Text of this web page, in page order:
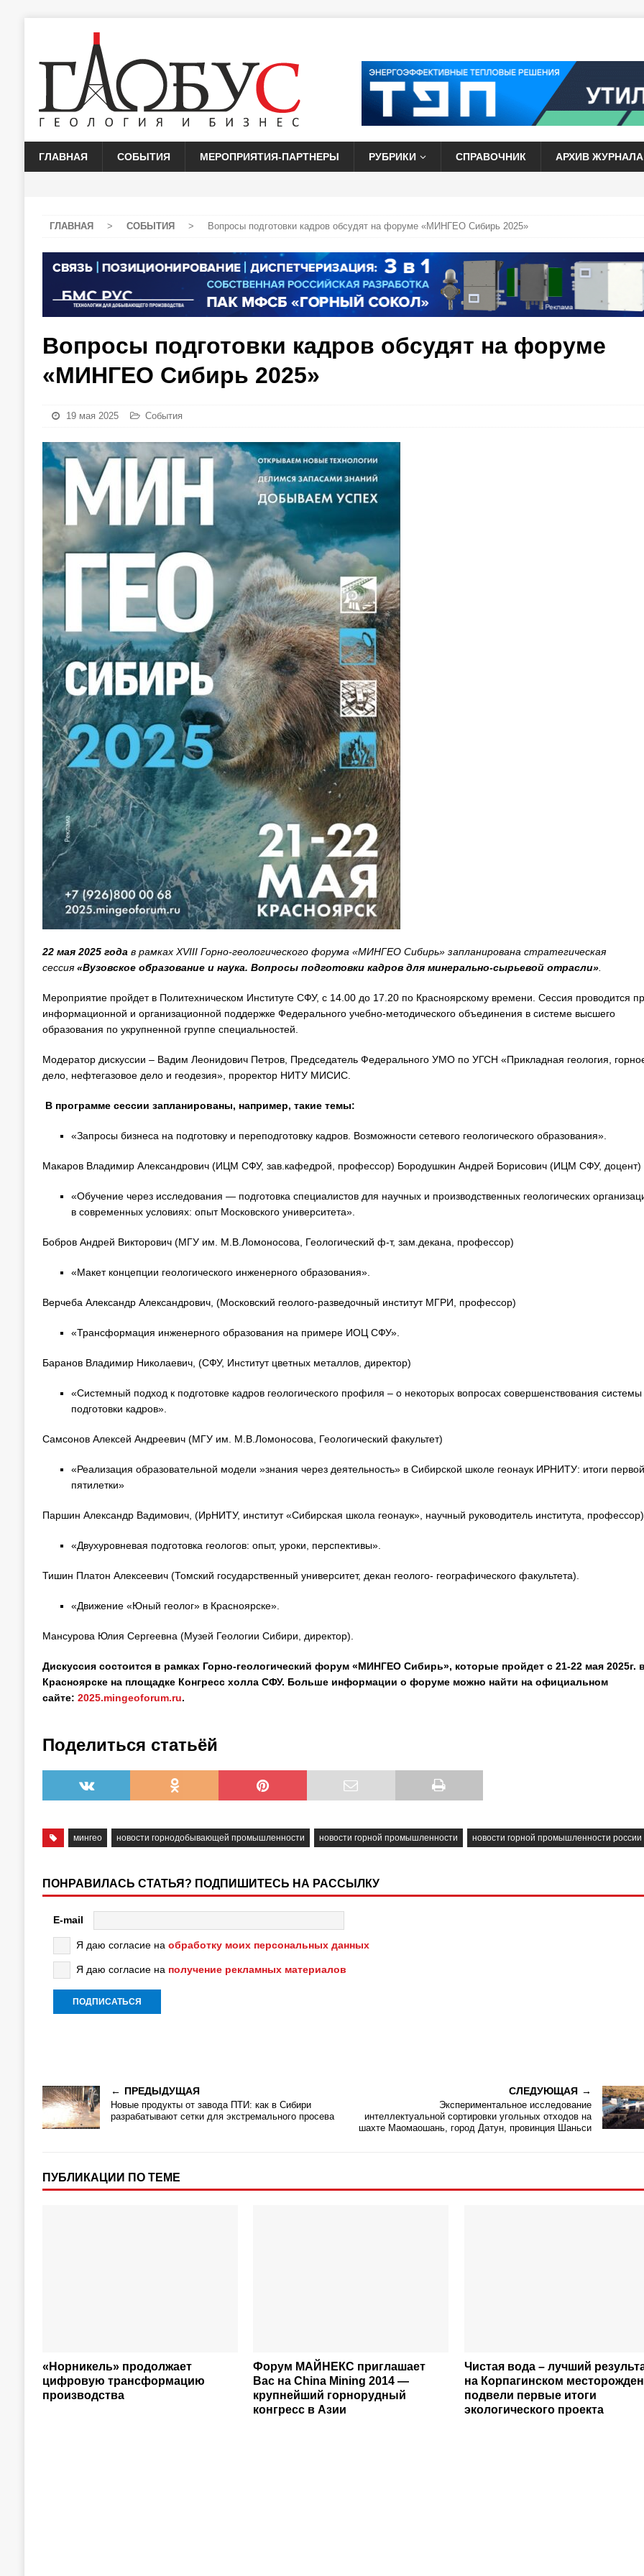
ГЛАВНАЯ СОБЫТИЯ МЕРОПРИЯТИЯ-ПАРТНЕРЫ РУБРИКИ СПРАВОЧНИК АРХИВ ЖУРНАЛА
ГЛАВНАЯ > СОБЫТИЯ > Вопросы подготовки кадров обсудят на форуме «МИНГЕО Сибирь 2025»
Вопросы подготовки кадров обсудят на форуме
«МИНГЕО Сибирь 2025»
19 мая 2025 События
22 мая 2025 года в рамках XVIII Горно-геологического форума «МИНГЕО Сибирь» запланирована стратегическая
сессия«Вузовское образование и наука. Вопросы подготовки кадров для минерально-сырьевой отрасли».
Мероприятие пройдет в Политехническом Институте СФУ, с 14.00 до 17.20 по Красноярскому времени. Сессия проводится
информационной и организационной поддержке Федерального учебно-методического объединения в системе высшего
образования по укрупненной группе специальностей.
Модератор дискуссии – Вадим Леонидович Петров, Председатель Федерального УМО по УГСН «Прикладная геология,
дело, нефтегазовое дело и геодезия», проректор НИТУ МИСИС.
В программе сессии запланированы, например, такие темы:
«Запросы бизнеса на подготовку и переподготовку кадров. Возможности сетевого геологического образования».
Макаров Владимир Александрович (ИЦМ СФУ, зав.кафедрой, профессор) Бородушкин Андрей Борисович (ИЦМ СФУ, доцент)
«Обучение через исследования — подготовка специалистов для научных и производственных геологических
в современных условиях: опыт Московского университета».
Бобров Андрей Викторович (МГУ им. М.В.Ломоносова, Геологический ф-т, зам.декана, профессор)
«Макет концепции геологического инженерного образования».
Верчеба Александр Александрович, (Московский геолого-разведочный институт МГРИ, профессор)
«Трансформация инженерного образования на примере ИОЦ СФУ».
Баранов Владимир Николаевич, (СФУ, Институт цветных металлов, директор)
«Системный подход к подготовке кадров геологического профиля – о некоторых вопросах совершенствования системы
подготовки кадров».
Самсонов Алексей Андреевич (МГУ им. М.В.Ломоносова, Геологический факультет)
«Реализация образовательной модели »знания через деятельность» в Сибирской школе геонаук ИРНИТУ: итоги первой
пятилетки»
Паршин Александр Вадимович, (ИрНИТУ, институт «Сибирская школа геонаук», научный руководитель института, профессор)
«Двухуровневая подготовка геологов: опыт, уроки, перспективы».
Тишин Платон Алексеевич (Томский государственный университет, декан геолого- географического факультета).
«Движение «Юный геолог» в Красноярске».
Мансурова Юлия Сергеевна (Музей Геологии Сибири, директор).
Дискуссия состоится в рамках Горно-геологический форум «МИНГЕО Сибирь», которые пройдет с 21-22 мая 2025г.
Красноярске на площадке Конгресс холла СФУ. Больше информации о форуме можно найти на официальном
сайте: 2025.mingeoforum.ru.
Поделиться статьёй
мингео новости горнодобывающей промышленности новости горной промышленности новости горной промышленности россии
ПОНРАВИЛАСЬ СТАТЬЯ? ПОДПИШИТЕСЬ НА РАССЫЛКУ
E-mail
Я даю согласие на обработку моих персональных данных
Я даю согласие на получение рекламных материалов
ПРЕДЫДУЩАЯ
Новые продукты от завода ПТИ: как в Сибири
разрабатывают сетки для экстремального просева
СЛЕДУЮЩАЯ
Экспериментальное исследование
интеллектуальной сортировки угольных отходов на
шахте Маомаошань, город Датун, провинция Шаньси
ПУБЛИКАЦИИ ПО ТЕМЕ
«Норникель» продолжает
цифровую трансформацию
производства
Форум МАЙНЕКС приглашает
Вас на China Mining 2014 —
крупнейший горнорудный
конгресс в Азии
Чистая вода – лучший
на Корпагинском
подвели первые итоги
экологического проекта